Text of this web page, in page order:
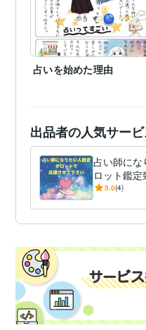
占いを始めた理由
出品者の人気サー
占い師に
ロット鑑
行動のア
5.0(4)